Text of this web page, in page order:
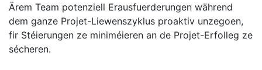
Ärem Team potenziell Erausfuerderungen während
dem ganze Projet-Liewenszyklus proaktiv unzegoen,
fir Stéierungen ze miniméieren an de Projet-Erfolleg ze
sécheren.